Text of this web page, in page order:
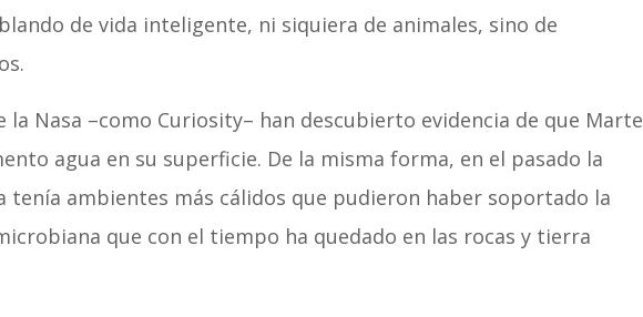
de vida inteligente, ni siquiera de animales, sino de
la Nasa –como Curiosity– han descubierto evidencia de que Marte
agua en su superficie. De la misma forma, en el pasado la
tenía ambientes más cálidos que pudieron haber soportado la
que con el tiempo ha quedado en las rocas y tierra